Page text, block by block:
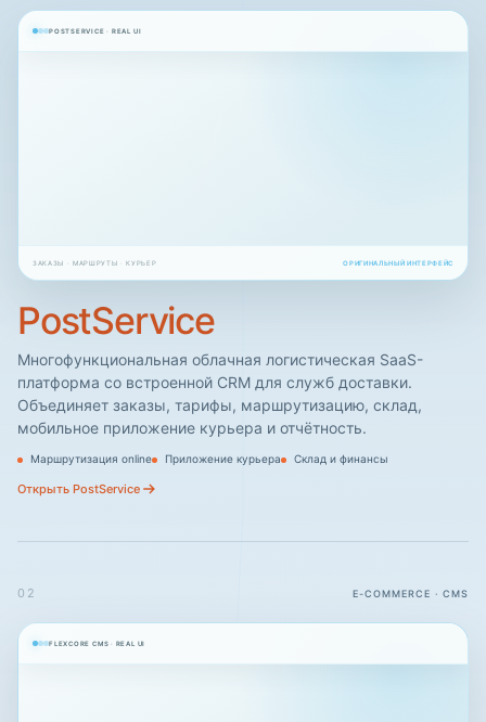
POSTSERVICE · REAL UI
ЗАКАЗЫ · МАРШРУТЫ · КУРЬЕР ОРИГИНАЛЬНЫЙ ИНТЕРФЕЙС
PostService
Многофункциональная облачная логистическая SaaS-
платформа со встроенной CRM для служб доставки.
Объединяет заказы, тарифы, маршрутизацию, склад,
мобильное приложение курьера и отчётность.
Маршрутизация online Приложение курьера Склад и финансы
Открыть PostService
02 E-COMMERCE · CMS
FLEXCORE CMS · REAL UI